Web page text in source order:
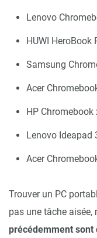
Lenovo
HUWI HeroBook
Samsung
Acer
HP Chromebook
Lenovo Ideapad
Acer
Trouver un PC
pas une tâche aisée,
précédemment